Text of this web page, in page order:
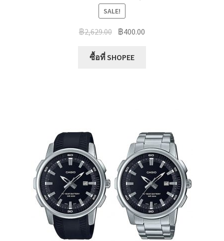
SALE!
฿2,629.00 Original
was:
฿400.00
ซื้อที่ SHOPEE